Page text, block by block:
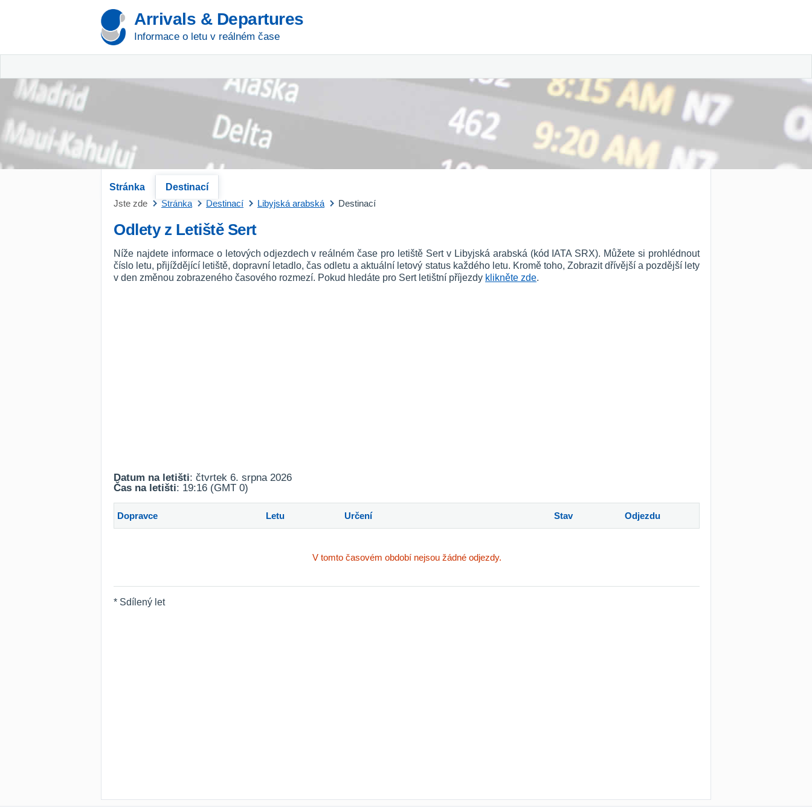
Arrivals & Departures
Informace o letu v reálném čase
Stránka
Destinací
Jste zde
Stránka Destinací Libyjská arabská Destinací
Odlety z Letiště Sert
Níže najdete informace o letových odjezdech v reálném čase pro letiště Sert v Libyjská arabská (kód IATA SRX). Můžete si prohlédnout
číslo letu, přijíždějící letiště, dopravní letadlo, čas odletu a aktuální letový status každého letu. Kromě toho, Zobrazit dřívější a pozdější lety
v den změnou zobrazeného časového rozmezí. Pokud hledáte pro Sert letištní příjezdy klikněte zde.
Datum na letišti: čtvrtek 6. srpna 2026
Čas na letišti: 19:16 (GMT 0)
Dopravce Letu Určení Stav Odjezdu
V tomto časovém období nejsou žádné odjezdy.
* Sdílený let